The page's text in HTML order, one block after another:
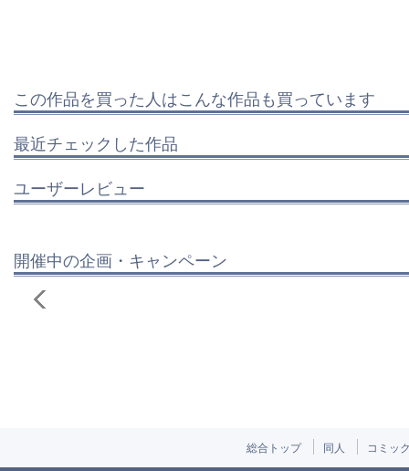
この作品を買った人はこんな作品も買っています
最近チェックした作品
ユーザーレビュー
開催中の企画・キャンペーン
総合トップ 同人 コミッ